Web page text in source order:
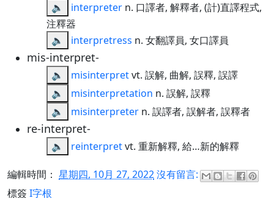
🔈
interpreter n. 口譯者, 解釋者, (計)直譯程式,
注釋器
🔈
interpretress n. 女翻譯員, 女口譯員
mis-interpret-
🔈 misinterpretvt. 誤解, 曲解, 誤釋, 誤譯
🔈
misinterpretation n. 誤解, 誤釋
🔈
misinterpreter n. 誤譯者, 誤解者, 誤釋者
re-interpret-
🔈 reinterpretvt. 重新解釋, 給…新的解釋
編輯時間： 星期四, 10月 27, 2022沒有留言:
標簽 I字根